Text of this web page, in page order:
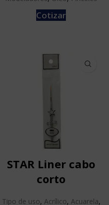
Cotizar
STAR Liner cabo
corto
Tipo de uso, Acrílico, Acuarela,